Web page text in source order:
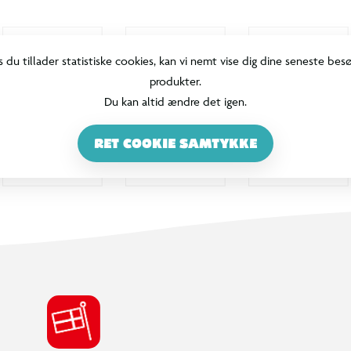
du tillader statistiske cookies, kan vi nemt vise dig dine seneste
produkter.
Du kan altid ændre det igen.
RET COOKIE SAMTYKKE